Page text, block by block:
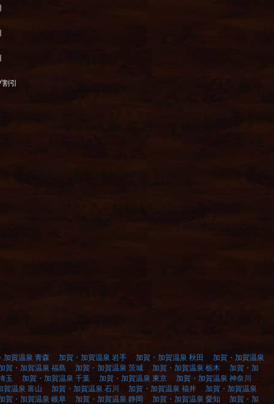
引
加賀温泉 青森 加賀・加賀温泉 岩手 加賀・加賀温泉 秋田
加賀・加賀温泉
賀・加賀温泉 福島
加賀・加賀温泉 茨城 加賀・加賀温泉 栃木
加賀・加
玉
加賀・加賀温泉 千葉 加賀・加賀温泉 東京
加賀・加賀温泉 神奈川
賀温泉 富山
加賀・加賀温泉 石川 加賀・加賀温泉 福井
加賀・加賀温泉
賀・加賀温泉 岐阜
加賀・加賀温泉 静岡 加賀・加賀温泉 愛知 加賀・加